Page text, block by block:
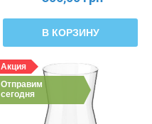
В КОРЗИНУ
Акция
Отправим
сегодня